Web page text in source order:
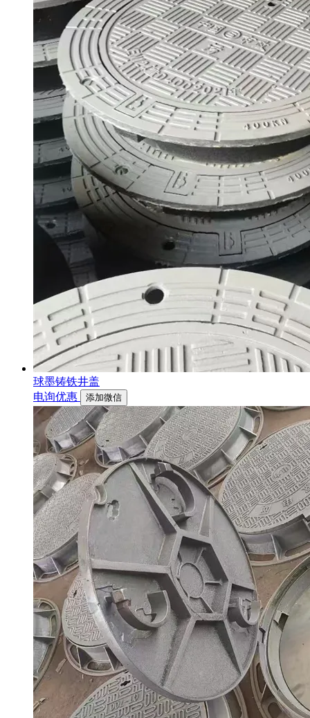
球墨铸铁井盖
电询优惠
添加微信